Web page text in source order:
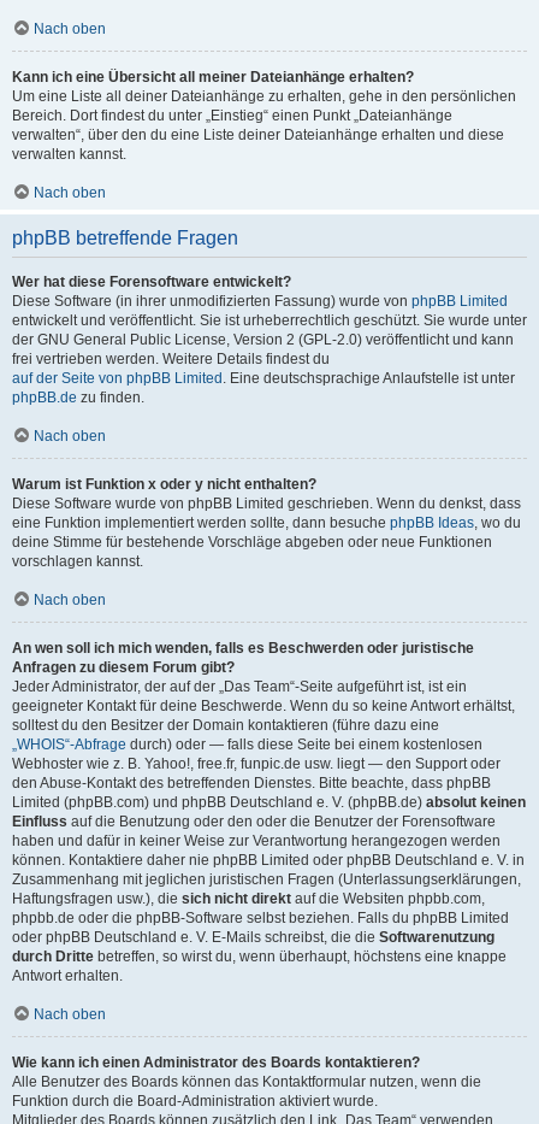
Nach oben
Kann ich eine Übersicht all meiner Dateianhänge erhalten?
Um eine Liste all deiner Dateianhänge zu erhalten, gehe in den persönlichen
Bereich. Dort findest du unter „Einstieg“ einen Punkt „Dateianhänge
verwalten“, über den du eine Liste deiner Dateianhänge erhalten und diese
verwalten kannst.
Nach oben
phpBB betreffende Fragen
Wer hat diese Forensoftware entwickelt?
Diese Software (in ihrer unmodifizierten Fassung) wurde von phpBB Limited
entwickelt und veröffentlicht. Sie ist urheberrechtlich geschützt. Sie wurde unter
der GNU General Public License, Version 2 (GPL-2.0) veröffentlicht und kann
frei vertrieben werden. Weitere Details findest du
auf der Seite von phpBB Limited . Eine deutschsprachige Anlaufstelle ist unter
phpBB.de zu finden.
Nach oben
Warum ist Funktion x oder y nicht enthalten?
Diese Software wurde von phpBB Limited geschrieben. Wenn du denkst, dass
eine Funktion implementiert werden sollte, dann besuche phpBB Ideas, wo du
deine Stimme für bestehende Vorschläge abgeben oder neue Funktionen
vorschlagen kannst.
Nach oben
An wen soll ich mich wenden, falls es Beschwerden oder juristische
Anfragen zu diesem Forum gibt?
Jeder Administrator, der auf der „Das Team“-Seite aufgeführt ist, ist ein
geeigneter Kontakt für deine Beschwerde. Wenn du so keine Antwort erhältst,
solltest du den Besitzer der Domain kontaktieren (führe dazu eine
„WHOIS“-Abfrage durch) oder — falls diese Seite bei einem kostenlosen
Webhoster wie z. B. Yahoo!, free.fr, funpic.de usw. liegt — den Support oder
den Abuse-Kontakt des betreffenden Dienstes. Bitte beachte, dass phpBB
Limited (phpBB.com) und phpBB Deutschland e. V. (phpBB.de) absolut keinen
Einfluss auf die Benutzung oder den oder die Benutzer der Forensoftware
haben und dafür in keiner Weise zur Verantwortung herangezogen werden
können. Kontaktiere daher nie phpBB Limited oder phpBB Deutschland e. V. in
Zusammenhang mit jeglichen juristischen Fragen (Unterlassungserklärungen,
Haftungsfragen usw.), die sich nicht direkt auf die Websiten phpbb.com,
phpbb.de oder die phpBB-Software selbst beziehen. Falls du phpBB Limited
oder phpBB Deutschland e. V. E-Mails schreibst, die die Softwarenutzung
durch Dritte betreffen, so wirst du, wenn überhaupt, höchstens eine knappe
Antwort erhalten.
Nach oben
Wie kann ich einen Administrator des Boards kontaktieren?
Alle Benutzer des Boards können das Kontaktformular nutzen, wenn die
Funktion durch die Board-Administration aktiviert wurde.
Mitglieder des Boards können zusätzlich den Link „Das Team“ verwenden.